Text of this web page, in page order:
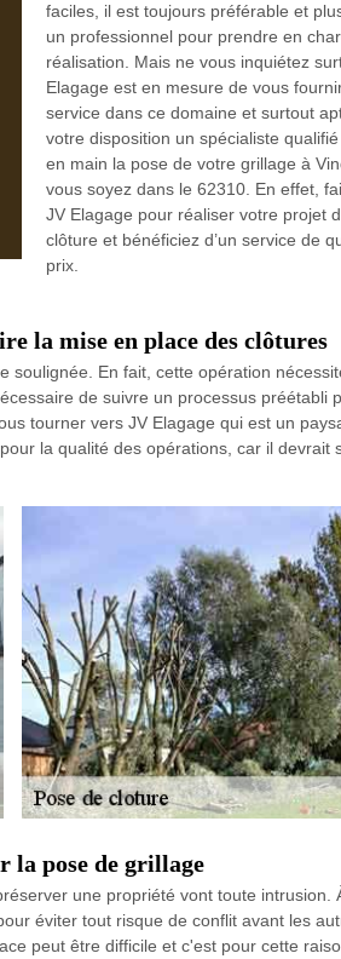
faciles, il est toujours préférable et
un professionnel pour prendre en
réalisation. Mais ne vous inquiétez
Elagage est en mesure de vous
service dans ce domaine et surtout
votre disposition un spécialiste
en main la pose de votre grillage à
vous soyez dans le 62310. En effet,
JV Elagage pour réaliser votre projet
clôture et bénéficiez d’un service de
prix.
la mise en place des clôtures
soulignée. En fait, cette opération
de suivre un processus préétabli
tourner vers JV Elagage qui est un
la qualité des opérations, car il devrait
la pose de grillage
une propriété vont toute intrusion.
éviter tout risque de conflit avant les
peut être difficile et c'est pour cette